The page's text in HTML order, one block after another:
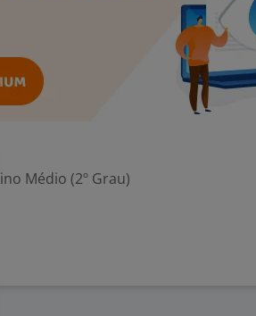
Médio (2º Grau)